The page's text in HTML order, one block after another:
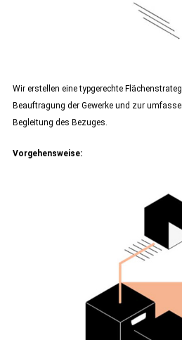
Wir erstellen eine typgerechte
Beauftragung der Gewerke und zur
Begleitung des Bezuges.
Vorgehensweise: